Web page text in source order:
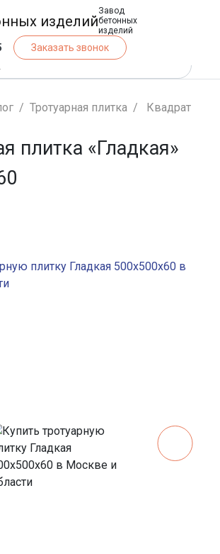
Завод
бетонных
изделий
Заказать звонок
Тротуарная плитка Квадрат
плитка «Гладкая»